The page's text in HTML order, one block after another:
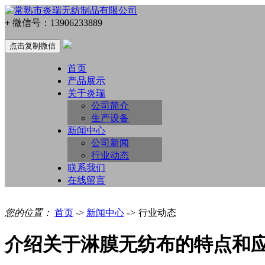
+ 微信号： 13906233889
点击复制微信
首页
产品展示
关于炎瑞
公司简介
生产设备
新闻中心
公司新闻
行业动态
联系我们
在线留言
您的位置： 首页 -> 新闻中心 -> 行业动态
介绍关于淋膜无纺布的特点和